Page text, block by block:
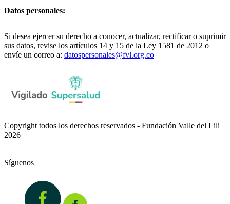
Datos personales:
Si desea ejercer su derecho a conocer, actualizar, rectificar o suprimir
sus datos, revise los artículos 14 y 15 de la Ley 1581 de 2012 o
envíe un correo a: datospersonales@fvl.org.co
Copyright todos los derechos reservados - Fundación Valle del Lili
2026
Síguenos